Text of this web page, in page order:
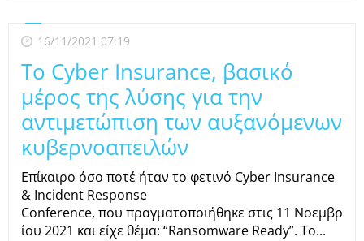
16/11/2021 07:19
Το Cyber Insurance, βασικό
μέρος της λύσης για την
αντιμετώπιση των αυξανόμενων
κυβερνοαπειλών
Επίκαιρο όσο ποτέ ήταν το φετινό Cyber Insurance
& Incident Response
Conference, που πραγματοποιήθηκε στις 11 Νοεμβρ
ίου 2021 και είχε θέμα: “Ransomware Ready”. Το...